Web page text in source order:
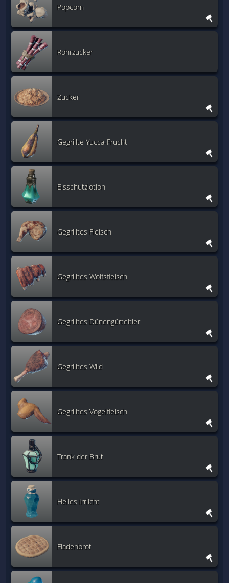
Popcorn
Rohrzucker
Zucker
Gegrillte Yucca-Frucht
Eisschutzlotion
Gegrilltes Fleisch
Gegrilltes Wolfsfleisch
Gegrilltes Dünengürteltier
Gegrilltes Wild
Gegrilltes Vogelfleisch
Trank der Brut
Helles Irrlicht
Fladenbrot